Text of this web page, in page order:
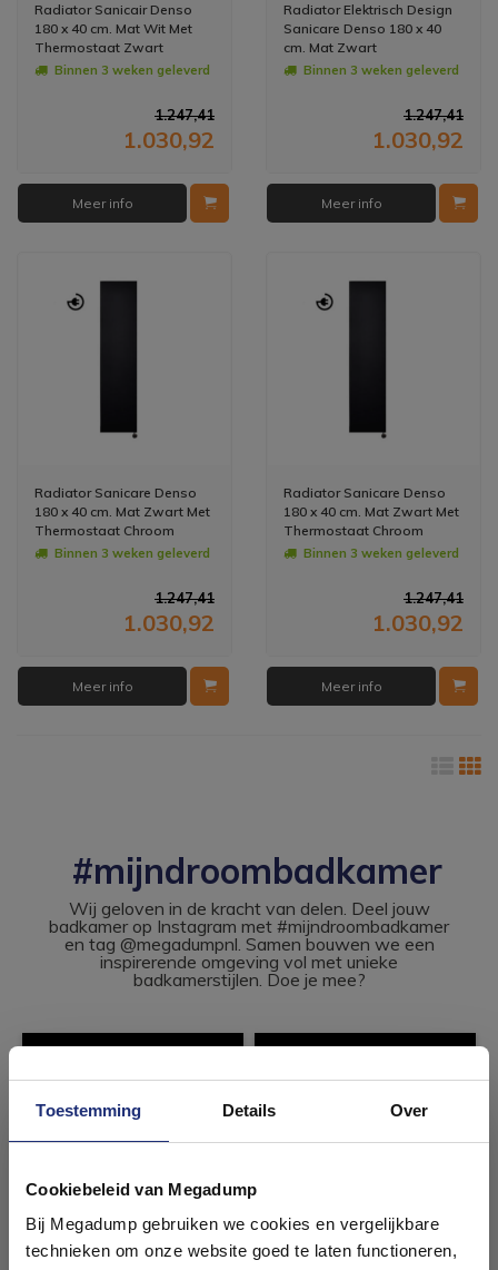
Toestemming Details Over
Cookiebeleid van Megadump
Bij Megadump gebruiken we cookies en vergelijkbare
technieken om onze website goed te laten functioneren,
Radiator Sanicair Denso
180 x 40 cm. Mat Wit Met
Thermostaat Zwart
Rechtsonder
Binnen 3 weken geleverd
1.247,41
1.030,92
Meer info
Radiator Elektrisch Design
Sanicare Denso 180 x 40
cm. Mat Zwart
Thermostaat Zwart
Binnen 3 weken geleverd
1.247,41
1.030,92
Meer info
Radiator Sanicare Denso
180 x 40 cm. Mat Zwart Met
Thermostaat Chroom
Rechtsonder
Binnen 3 weken geleverd
1.247,41
1.030,92
Meer info
Radiator Sanicare Denso
180 x 40 cm. Mat Zwart Met
Thermostaat Chroom
Linksonder
Binnen 3 weken geleverd
1.247,41
1.030,92
Meer info
#mijndroombadkamer
Wij geloven in de kracht van delen. Deel jouw
badkamer op Instagram met #mijndroombadkamer
en tag @megadumpnl. Samen bouwen we een
inspirerende omgeving vol met unieke
badkamerstijlen. Doe je mee?
badkamers in onze 1000 m²
showroom